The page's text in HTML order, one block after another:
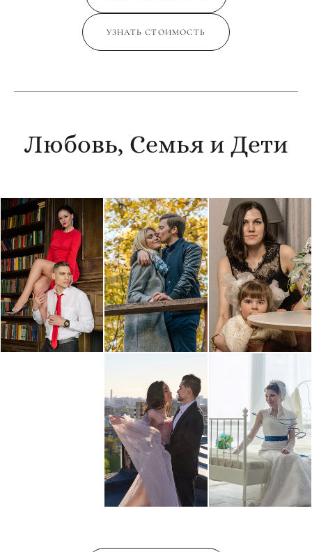
УЗНАТЬ СТОИМОСТЬ
Любовь, Семья и Дети